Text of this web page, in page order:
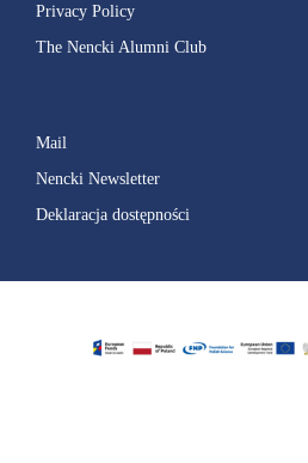
Privacy Policy
The Nencki Alumni Club
Mail
Nencki Newsletter
Deklaracja dostępności